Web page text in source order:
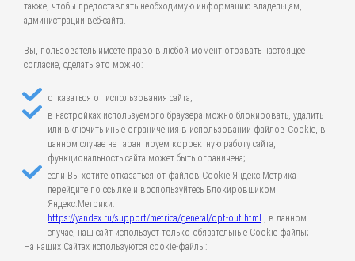
также, чтобы предоставлять необходимую информацию владельцам,
администрации веб-сайта.
Вы, пользователь имеете право в любой момент отозвать настоящее
согласие, сделать это можно:
отказаться от использования сайта;
в настройках используемого браузера можно блокировать, удалить
или включить иные ограничения в использовании файлов Cookie, в
данном случае не гарантируем корректную работу сайта,
функциональность сайта может быть ограничена;
если Вы хотите отказаться от файлов Cookie Яндекс.Метрика
перейдите по ссылке и воспользуйтесь Блокировщиком
Яндекс.Метрики:
https://yandex.ru/support/metrica/general/opt-out.html , в данном
случае, наш сайт использует только обязательные Cookie файлы;
На наших Сайтах используются cookie-файлы: